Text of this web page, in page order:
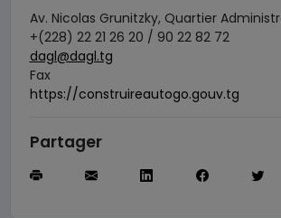
Av. Nicolas Grunitzky, Quartier
+(228) 22 21 26 20 / 90 22 82 72
dagl@dagl.tg
Fax
https://construireautogo.gouv.tg
Partager